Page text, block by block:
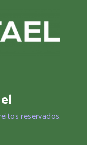
reservados.